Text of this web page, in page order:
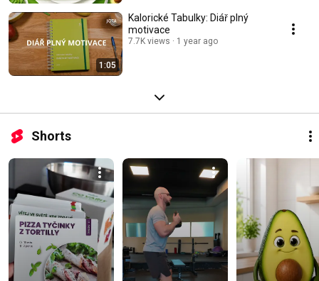
1:05
Kalorické Tabulky: Diář plný
motivace
7.7K views 1 year ago
Shorts